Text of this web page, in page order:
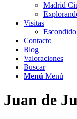
Madrid
Visitas
Contacto
Blog
Valoraciones
Buscar
Menú Menú
Juan de